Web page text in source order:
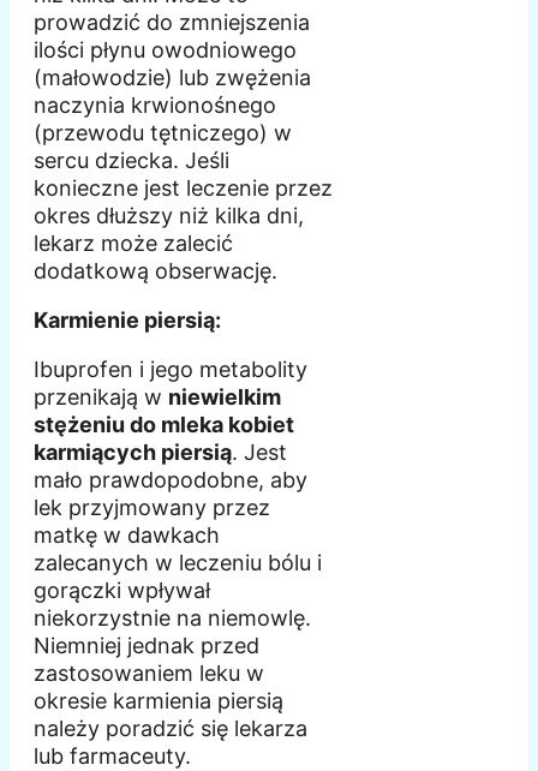
prowadzić do zmniejszenia
ilości płynu owodniowego
(małowodzie) lub zwężenia
naczynia krwionośnego
(przewodu tętniczego) w
sercu dziecka. Jeśli
konieczne jest leczenie przez
okres dłuższy niż kilka dni,
lekarz może zalecić
dodatkową obserwację.
Karmienie piersią:
Ibuprofen i jego metabolity
przenikają w niewielkim
stężeniu do mleka kobiet
karmiących piersią. Jest
mało prawdopodobne, aby
lek przyjmowany przez
matkę w dawkach
zalecanych w leczeniu bólu i
gorączki wpływał
niekorzystnie na niemowlę.
Niemniej jednak przed
zastosowaniem leku w
okresie karmienia piersią
należy poradzić się lekarza
lub farmaceuty.